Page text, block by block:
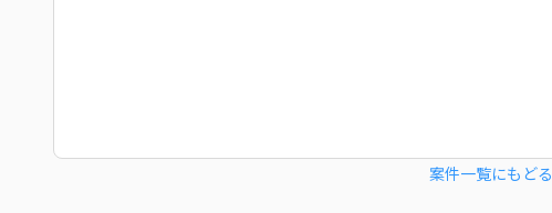
案件一覧にもどる